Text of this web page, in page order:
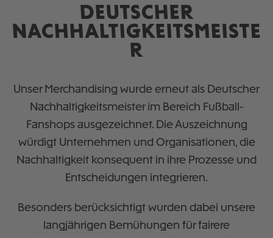
DEUTSCHER
NACHHALTIGKEITSMEISTE
R
Unser Merchandising wurde erneut als Deutscher
Nachhaltigkeitsmeister im Bereich Fußball-
Fanshops ausgezeichnet. Die Auszeichnung
würdigt Unternehmen und Organisationen, die
Nachhaltigkeit konsequent in ihre Prozesse und
Entscheidungen integrieren.
Besonders berücksichtigt wurden dabei unsere
langjährigen Bemühungen für fairere